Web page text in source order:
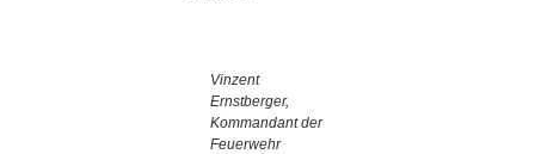
Vinzent
Ernstberger,
Kommandant der
Feuerwehr